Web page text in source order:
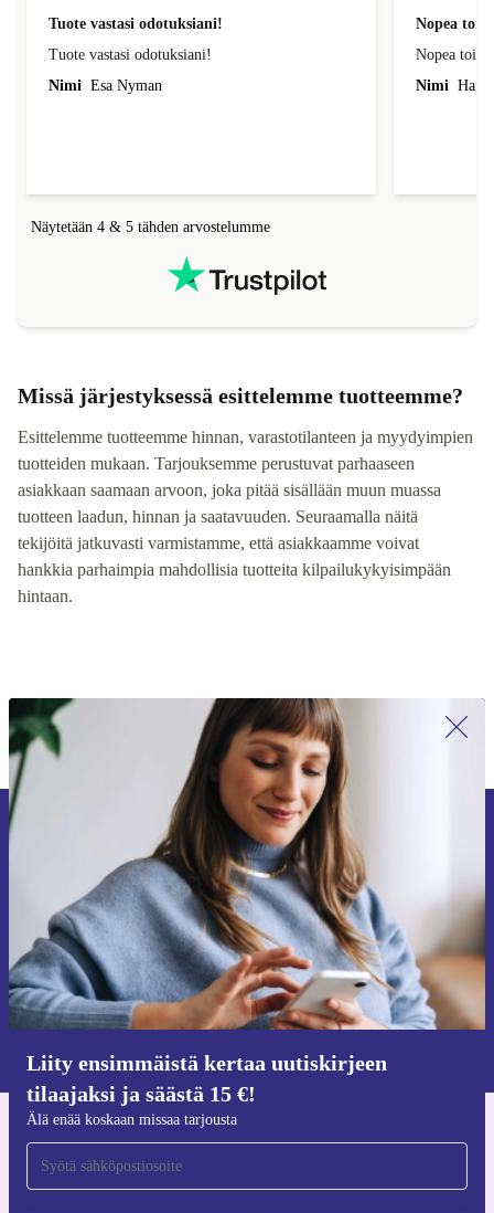
vahvistettu
Tuote vastasi odotuksiani!
Tuote vastasi odotuksiani!
Nopea
Nopea
Näytetään 4 & 5 tähden arvostelumme
Missä järjestyksessä esittelemme tuotteemme?
Esittelemme tuotteemme hinnan, varastotilanteen ja myydyimpien
tuotteiden mukaan. Tarjouksemme perustuvat parhaaseen
asiakkaan saamaan arvoon, joka pitää sisällään muun muassa
tuotteen laadun, hinnan ja saatavuuden. Seuraamalla näitä
tekijöitä jatkuvasti varmistamme, että asiakkaamme voivat
hankkia parhaimpia mahdollisia tuotteita kilpailukykyisimpään
Liity ensimmäistä kertaa uutiskirjeen
tilaajaksi ja säästä 15 €!
Liity ensimmäistä kertaa uutiskirjeen
tilaajaksi ja säästä 15 €!
Älä missaa enää yhtäkään tarjousta.
Pyydä etukuponki
Hanki refurbed-sovellus